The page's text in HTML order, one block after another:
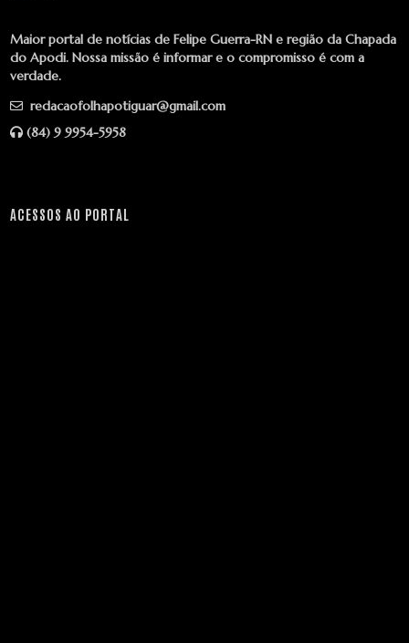
Maior portal de notícias de Felipe Guerra-RN e região da Chapada
do Apodi. Nossa missão é informar e o compromisso é com a
verdade.
redacaofolhapotiguar@gmail.com
(84) 9 9954-5958
ACESSOS AO PORTAL